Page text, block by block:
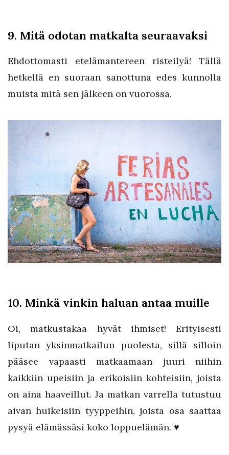
9. Mitä odotan matkalta seuraavaksi
Ehdottomasti etelämantereen risteilyä! Tällä
hetkellä en suoraan sanottuna edes kunnolla
muista mitä sen jälkeen on vuorossa.
10. Minkä vinkin haluan antaa muille
Oi, matkustakaa hyvät ihmiset! Erityisesti
liputan yksinmatkailun puolesta, sillä silloin
pääsee vapaasti matkaamaan juuri niihin
kaikkiin upeisiin ja erikoisiin kohteisiin, joista
on aina haaveillut. Ja matkan varrella tutustuu
aivan huikeisiin tyyppeihin, joista osa saattaa
pysyä elämässäsi koko loppuelämän. ♥